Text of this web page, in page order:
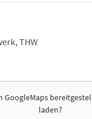
THW
GoogleMaps
laden?